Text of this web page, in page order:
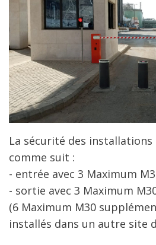
La sécurité des installations
comme suit :
- entrée avec 3 Maximum
- sortie avec 3 Maximum
(6 Maximum M30
installés dans un autre site